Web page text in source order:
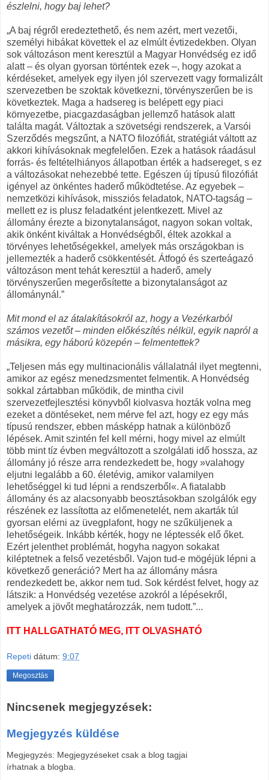
észlelni, hogy baj lehet?
„A baj régről eredeztethető, és nem azért, mert vezetői,
személyi hibákat követtek el az elmúlt évtizedekben. Olyan
sok változáson ment keresztül a Magyar Honvédség ez idő
alatt – és olyan gyorsan történtek ezek –, hogy azokat a
kérdéseket, amelyek egy ilyen jól szervezett vagy formalizált
szervezetben be szoktak következni, törvényszerűen be is
következtek. Maga a hadsereg is belépett egy piaci
környezetbe, piacgazdaságban jellemző hatások alatt
találta magát. Változtak a szövetségi rendszerek, a Varsói
Szerződés megszűnt, a NATO filozófiát, stratégiát váltott az
akkori kihívásoknak megfelelően. Ezek a hatások ráadásul
forrás- és feltételhiányos állapotban érték a hadsereget, s ez
a változásokat nehezebbé tette. Egészen új típusú filozófiát
igényel az önkéntes haderő működtetése. Az egyebek –
nemzetközi kihívások, missziós feladatok, NATO-tagság –
mellett ez is plusz feladatként jelentkezett. Mivel az
állomány érezte a bizonytalanságot, nagyon sokan voltak,
akik önként kiváltak a Honvédségből, éltek azokkal a
törvényes lehetőségekkel, amelyek más országokban is
jellemezték a haderő csökkentését. Átfogó és szerteágazó
változáson ment tehát keresztül a haderő, amely
törvényszerűen megerősítette a bizonytalanságot az
állománynál.”
Mit mond el az átalakításokról az, hogy a Vezérkarból
számos vezetőt – minden előkészítés nélkül, egyik napról a
másikra, egy háború közepén – felmentettek?
„Teljesen más egy multinacionális vállalatnál ilyet megtenni,
amikor az egész menedzsmentet felmentik. A Honvédség
sokkal zártabban működik, de mintha civil
szervezetfejlesztési könyvből kiolvasva hozták volna meg
ezeket a döntéseket, nem mérve fel azt, hogy ez egy más
típusú rendszer, ebben másképp hatnak a különböző
lépések. Amit szintén fel kell mérni, hogy mivel az elmúlt
több mint tíz évben megváltozott a szolgálati idő hossza, az
állomány jó része arra rendezkedett be, hogy »valahogy
eljutni legalább a 60. életévig, amikor valamilyen
lehetőséggel ki tud lépni a rendszerből«. A fiatalabb
állomány és az alacsonyabb beosztásokban szolgálók egy
részének ez lassította az előmenetelét, nem akarták túl
gyorsan elérni az üvegplafont, hogy ne szűküljenek a
lehetőségeik. Inkább kérték, hogy ne léptessék elő őket.
Ezért jelenthet problémát, hogyha nagyon sokakat
kiléptetnek a felső vezetésből. Vajon tud-e mögéjük lépni a
következő generáció? Mert ha az állomány másra
rendezkedett be, akkor nem tud. Sok kérdést felvet, hogy az
látszik: a Honvédség vezetése azokról a lépésekről,
amelyek a jövőt meghatározzák, nem tudott.”...
ITT HALLGATHATÓ MEG, ITT OLVASHATÓ
Repeti dátum: 9:07
Megosztás
Nincsenek megjegyzések:
Megjegyzés küldése
Megjegyzés: Megjegyzéseket csak a blog tagjai
írhatnak a blogba.